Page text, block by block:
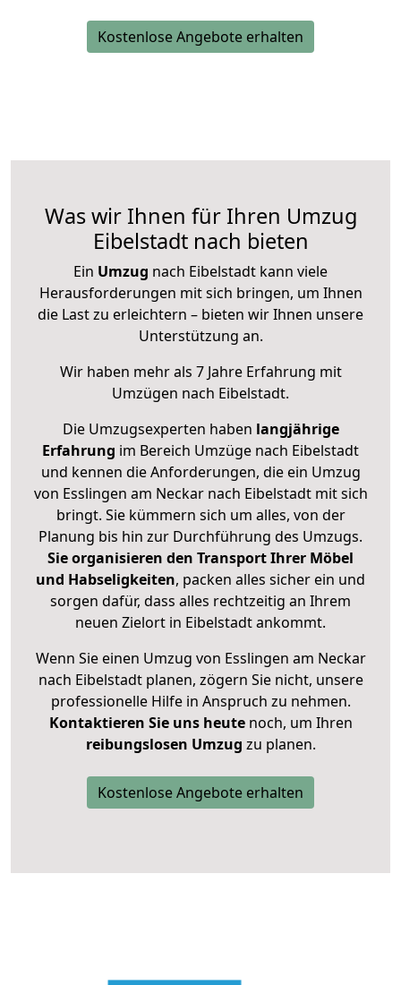
Kostenlose Angebote erhalten
Was wir Ihnen für Ihren Umzug
Eibelstadt nach bieten
Ein Umzug nach Eibelstadt kann viele
Herausforderungen mit sich bringen, um Ihnen
die Last zu erleichtern – bieten wir Ihnen unsere
Unterstützung an.
Wir haben mehr als 7 Jahre Erfahrung mit
Umzügen nach Eibelstadt.
Die Umzugsexperten haben langjährige
Erfahrung im Bereich Umzüge nach Eibelstadt
und kennen die Anforderungen, die ein Umzug
von Esslingen am Neckar nach Eibelstadt mit sich
bringt. Sie kümmern sich um alles, von der
Planung bis hin zur Durchführung des Umzugs.
Sie organisieren den Transport Ihrer Möbel
und Habseligkeiten, packen alles sicher ein und
sorgen dafür, dass alles rechtzeitig an Ihrem
neuen Zielort in Eibelstadt ankommt.
Wenn Sie einen Umzug von Esslingen am Neckar
nach Eibelstadt planen, zögern Sie nicht, unsere
professionelle Hilfe in Anspruch zu nehmen.
Kontaktieren Sie uns heutenoch, um Ihren
reibungslosen Umzug zu planen.
Kostenlose Angebote erhalten